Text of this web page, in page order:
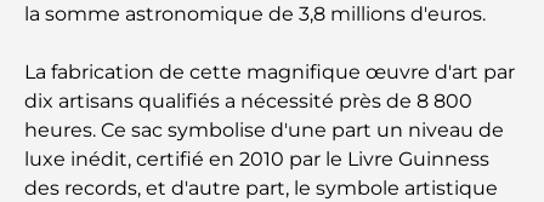
Hôpitaux publics à Dubaï : des soins de santé
Lamborghini les plus chères jamais construites : la
liste ultime des collectionneurs
L'école GEMS la plus chère de Dubaï : un guide
la somme astronomique de 3,8 millions d'euros.
La fabrication de cette magnifique œuvre d'art par
dix artisans qualifiés a nécessité près de 8 800
heures. Ce sac symbolise d'une part un niveau de
luxe inédit, certifié en 2010 par le Livre Guinness
des records, et d'autre part, le symbole artistique